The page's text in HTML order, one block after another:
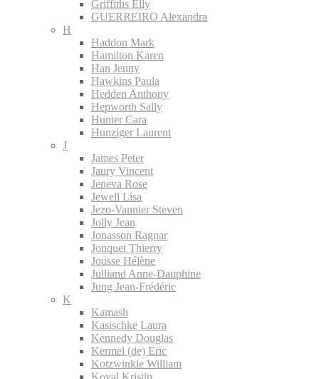
Griffiths Elly
GUERREIRO Alexandra
H
Haddon Mark
Hamilton Karen
Han Jenny
Hawkins Paula
Hedden Anthony
Hepworth Sally
Hunter Cara
Hunziger Laurent
J
James Peter
Jaury Vincent
Jeneva Rose
Jewell Lisa
Jezo-Vannier Steven
Jolly Jean
Jonasson Ragnar
Jonquet Thierry
Jousse Hélène
Julliand Anne-Dauphine
Jung Jean-Frédéric
K
Kamash
Kasischke Laura
Kennedy Douglas
Kermel (de) Eric
Kotzwinkle William
Koval Kristin